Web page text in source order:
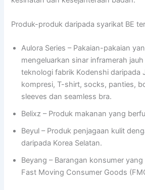
Produk-produk daripada syarikat BE
Aulora Series – Pakaian-pakaian
mengeluarkan sinar inframerah
teknologi fabrik Kodenshi daripada
kompresi, T-shirt, socks, panties,
sleeves dan seamless bra.
Belixz – Produk makanan yang
Beyul – Produk penjagaan kulit
daripada Korea Selatan.
Beyang – Barangan konsumer
Fast Moving Consumer Goods